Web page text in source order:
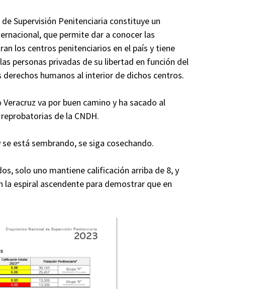
Supervisión Penitenciaria constituye un
que permite dar a conocer las
los centros penitenciarios en el país y tiene
personas privadas de su libertad en función del
humanos al interior de dichos centros.
va por buen camino y ha sacado al
de la CNDH.
está sembrando, se siga cosechando.
solo uno mantiene calificación arriba de 8, y
espiral ascendente para demostrar que en